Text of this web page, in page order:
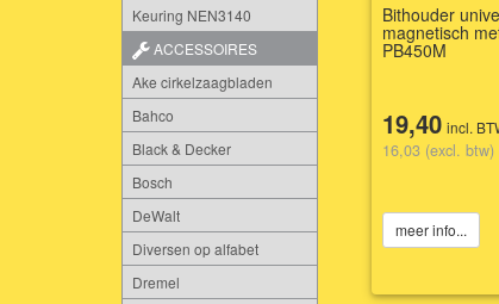
Keuring NEN3140
ACCESSOIRES
Ake cirkelzaagbladen
Bahco
Black & Decker
Bosch
DeWalt
Diversen op alfabet
Dremel
Bithouder
magnetisch
PB450M
19,40 incl.
16,03 (excl. btw)
meer info...